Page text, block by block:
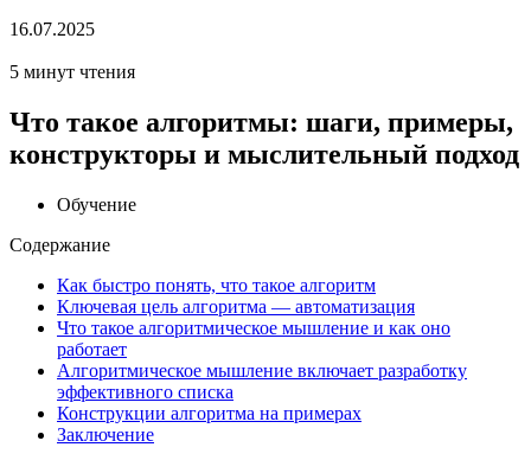
16.07.2025
5 минут чтения
Что такое алгоритмы: шаги, примеры,
конструкторы и мыслительный подход
Обучение
Содержание
Как быстро понять, что такое алгоритм
Ключевая цель алгоритма — автоматизация
Что такое алгоритмическое мышление и как оно
работает
Алгоритмическое мышление включает разработку
эффективного списка
Конструкции алгоритма на примерах
Заключение